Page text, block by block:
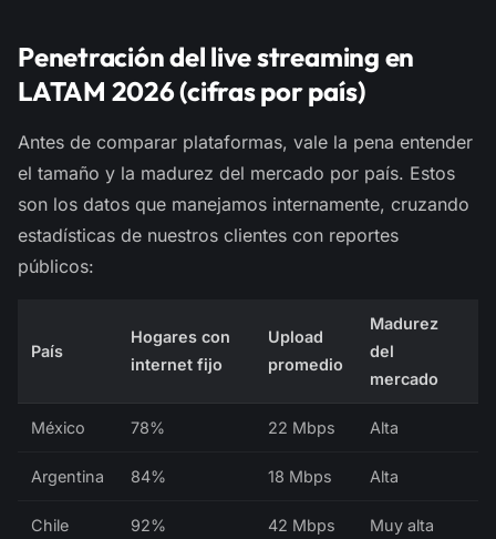
Penetración del live streaming en
LATAM 2026 (cifras por país)
Antes de comparar plataformas, vale la pena entender
el tamaño y la madurez del mercado por país. Estos
son los datos que manejamos internamente, cruzando
estadísticas de nuestros clientes con reportes
públicos:
País
Hogares con
internet fijo
Upload
promedio
Madurez
del
mercado
México 78% 22 Mbps Alta
Argentina 84% 18 Mbps Alta
Chile 92% 42 Mbps Muy alta